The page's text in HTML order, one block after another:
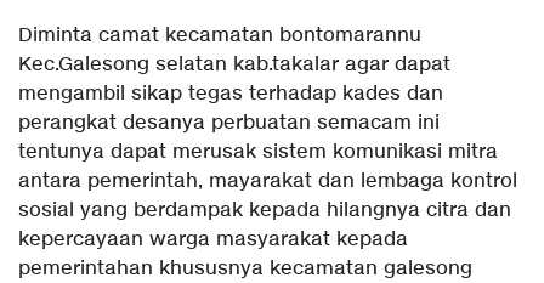
Diminta camat kecamatan bontomarannu
Kec.Galesong selatan kab.takalar agar dapat
mengambil sikap tegas terhadap kades dan
perangkat desanya perbuatan semacam ini
tentunya dapat merusak sistem komunikasi mitra
antara pemerintah, mayarakat dan lembaga kontrol
sosial yang berdampak kepada hilangnya citra dan
kepercayaan warga masyarakat kepada
pemerintahan khususnya kecamatan galesong